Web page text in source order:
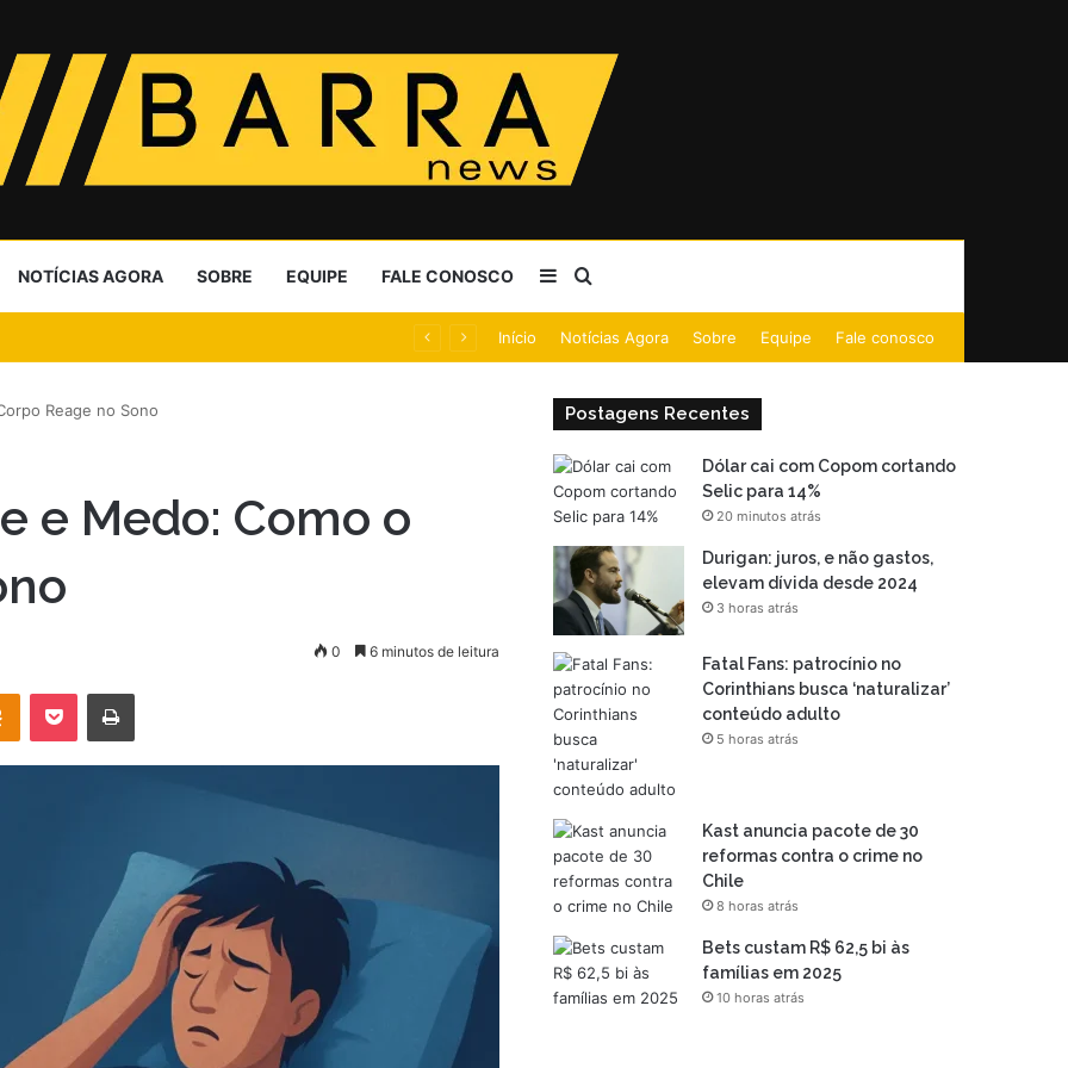
NOTÍCIAS AGORA SOBRE EQUIPE FALE CONOSCO Barra Lateral
dívida desde 2024 Início Notícias Agora Sobre Equipe Fale conosco
Reage no Sono
e Medo: Como o
0 6 minutos de leitura
OK Pocket Imprimir
Postagens Recentes
Dólar cai com Copom cortando
Selic para 14%
20 minutos atrás
Durigan: juros, e não gastos,
elevam dívida desde 2024
3 horas atrás
Fatal Fans: patrocínio no
Corinthians busca ‘naturalizar’
conteúdo adulto
5 horas atrás
Kast anuncia pacote de 30
reformas contra o crime no
Chile
8 horas atrás
Bets custam R$ 62,5 bi às
famílias em 2025
10 horas atrás